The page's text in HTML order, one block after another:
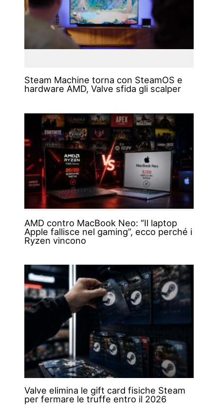
Steam Machine torna con SteamOS e
hardware AMD, Valve sfida gli scalper
AMD contro MacBook Neo: “Il laptop
Apple fallisce nel gaming”, ecco perché i
Ryzen vincono
Valve elimina le gift card fisiche Steam
per fermare le truffe entro il 2026